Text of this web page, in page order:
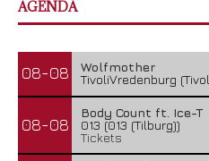
AGENDA
08-08
Wolfmother
TivoliVredenburg
08-08
Body Count ft. Ice-T
013 (013 (Tilburg))
Tickets